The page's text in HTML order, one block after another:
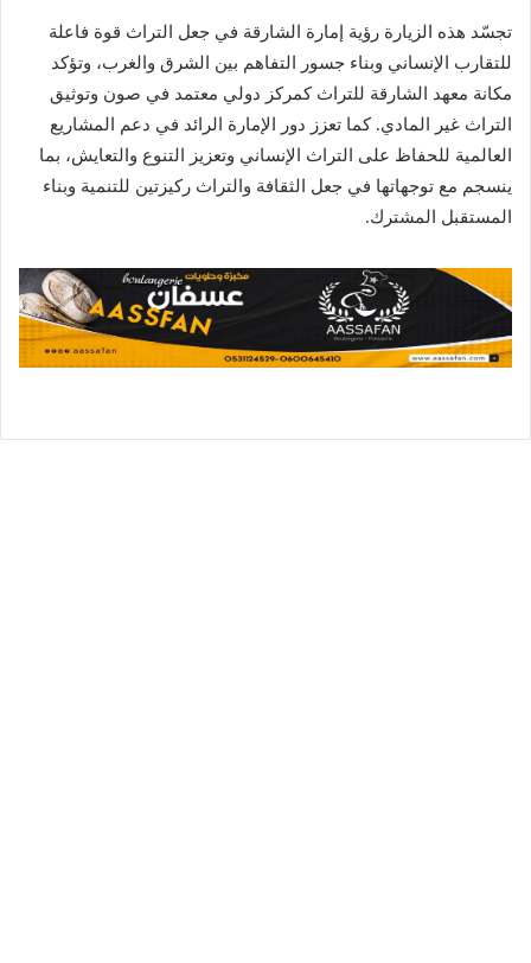
تجسّد هذه الزيارة رؤية إمارة الشارقة في جعل التراث قوة فاعلة
للتقارب الإنساني وبناء جسور التفاهم بين الشرق والغرب، وتؤكد
مكانة معهد الشارقة للتراث كمركز دولي معتمد في صون وتوثيق
التراث غير المادي. كما تعزز دور الإمارة الرائد في دعم المشاريع
العالمية للحفاظ على التراث الإنساني وتعزيز التنوع والتعايش، بما
ينسجم مع توجهاتها في جعل الثقافة والتراث ركيزتين للتنمية وبناء
المستقبل المشترك.